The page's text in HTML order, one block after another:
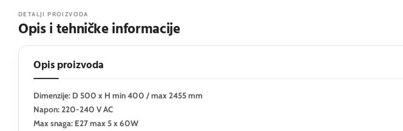
DETALJI PROIZVODA
Opis i tehničke informacije
Opis proizvoda
Dimenzije: D 500 x H min 400 / max 2455 mm
Napon: 220-240 V AC
Max snaga: E27 max 5 x 60W